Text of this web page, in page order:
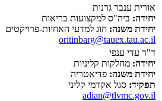
אורית ענבר גרנות
יחידה: ביה"ס למקצועות בריאות
יחידת משנה: חוג למדעי האחיות-פרויקטים
oritinbarg@tauex.tau.ac.il
ד"ר עדי ענפי
יחידה: מחלקות קליניות
יחידת משנה: פדיאטריה
תפקיד: סגל אקדמי קליני
adian@tlvmc.gov.il